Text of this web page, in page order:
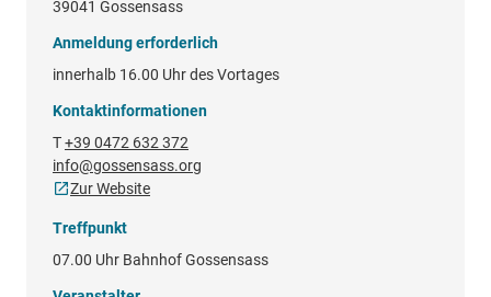
39041 Gossensass
Anmeldung erforderlich
innerhalb 16.00 Uhr des Vortages
Kontaktinformationen
T+39 0472 632 372
info@gossensass.org
Zur Website
Treffpunkt
07.00 Uhr Bahnhof Gossensass